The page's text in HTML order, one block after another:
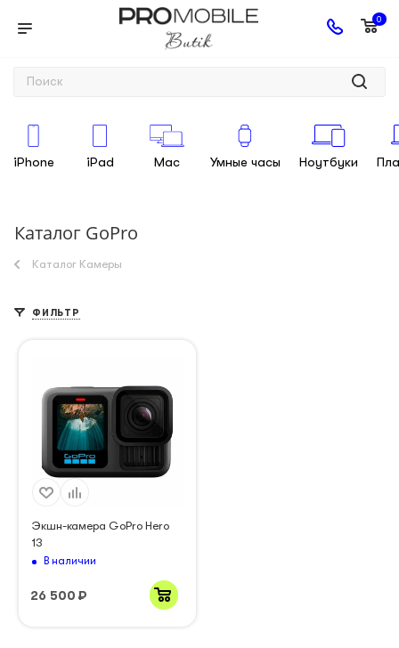
0
iPhone iPad Mac Умные часы Ноутбуки
Каталог GoPro
Каталог Камеры
ФИЛЬТР
Экшн-камера GoPro Hero
13
В наличии
26 500 ₽